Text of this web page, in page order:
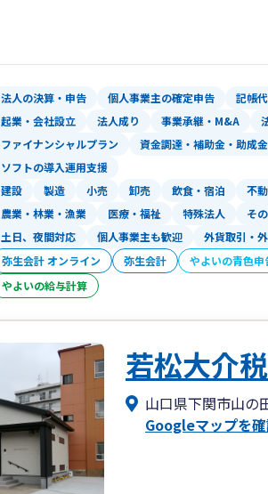
「節税」を一つのキ
最後までお読み下さ
法人の決算・申告 個人事業主の確定申告 記帳
起業・会社設立
法人成り 事業承継・M&A
ファイナンシャルプラン
資金調達・補助金・助成金
ソフトの導入運用支援
建設 製造 小売 卸売 飲食・宿泊 不
農業・林業・漁業
医療・福祉 特殊法人 そ
土日、夜間対応 個人事業主も歓迎 外貨取引・
弥生会計 オンライン 弥生会計 やよいの青色
やよいの給与計算
若松大介
山口県下関市山の
Googleマップを